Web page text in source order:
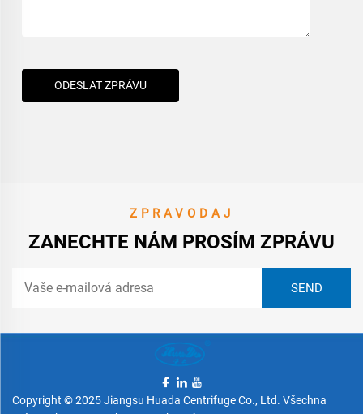
ODESLAT ZPRÁVU
ZPRAVODAJ
ZANECHTE NÁM PROSÍM ZPRÁVU
Copyright © 2025 Jiangsu Huada Centrifuge Co., Ltd. Všechna